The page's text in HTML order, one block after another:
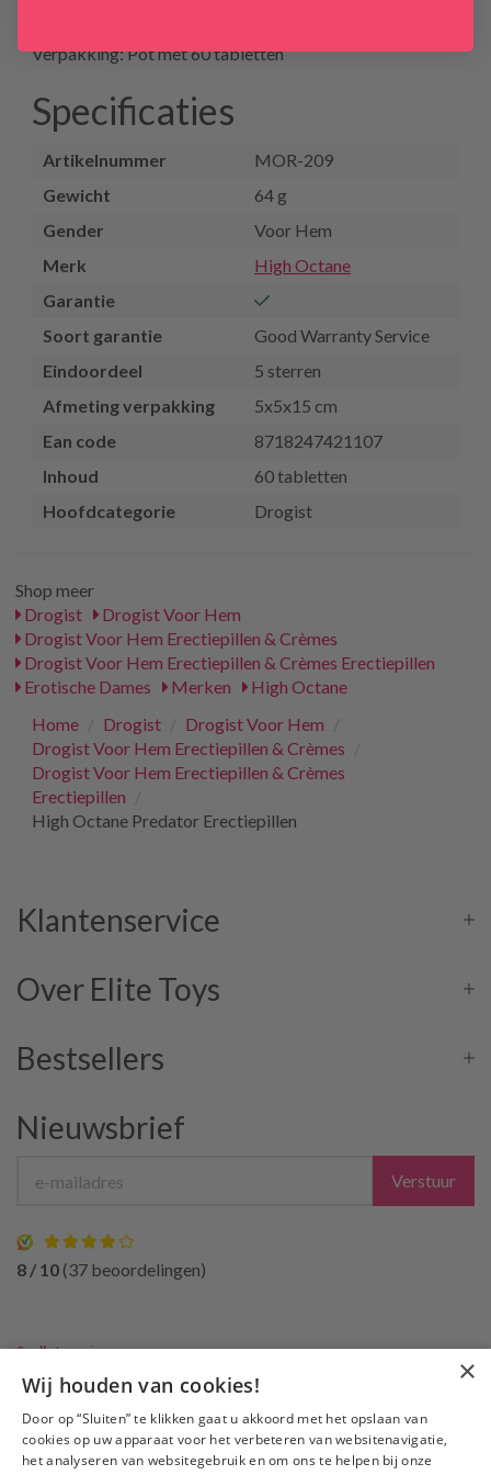
Verpakking: Pot met 60 tabletten
Specificaties
Artikelnummer
MOR-209
Gewicht
64 g
Gender
Voor Hem
Merk
High Octane
Garantie
Soort garantie
Good Warranty Service
Eindoordeel
5 sterren
Afmeting verpakking
5x5x15 cm
Ean code
8718247421107
Inhoud
60 tabletten
Hoofdcategorie
Drogist
Shop meer
Drogist
Drogist Voor Hem
Drogist Voor Hem Erectiepillen & Crèmes
Drogist Voor Hem Erectiepillen & Crèmes Erectiepillen
Erotische Dames
Merken
High Octane
Home
Drogist Drogist Voor Hem
Drogist Voor Hem Erectiepillen & Crèmes
Drogist Voor Hem Erectiepillen & Crèmes
Erectiepillen
High Octane Predator Erectiepillen
Klantenservice
Over Elite Toys
Bestsellers
Nieuwsbrief
Verstuur
8 / 10 (37 beoordelingen)
SnelleLevering
Slechts €3,95 verzendkosten, gratis verzending
Bezorgen
niet bij de buren
×
Wij houden van cookies!
Door op “Sluiten” te klikken gaat u akkoord met het opslaan van
cookies op uw apparaat voor het verbeteren van websitenavigatie,
het analyseren van websitegebruik en om ons te helpen bij onze